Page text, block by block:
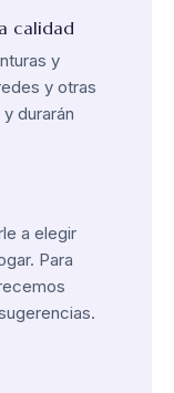
calidad
y
y otras
durarán
a elegir
Para